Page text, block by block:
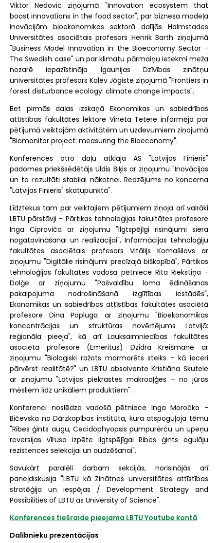
Viktor Nedovic ziņojumā "Innovation ecosystem that
boost innovations in the food sector", par biznesa modeļa
inovācijām bioekonomikas sektorā dalījās Halmstades
Universitātes asociētais profesors Henrik Barth ziņojumā
"Business Model Innovation in the Bioeconomy Sector -
The Swedish case" un par klimatu pārmaiņu ietekmi meža
nozarē iepazīstināja Igaunijas Dzīvības zinātņu
universitātes profesors Kalev Jõgiste ziņojumā "Frontiers in
forest disturbance ecology: climate change impacts".
Bet pirmās daļas izskaņā Ekonomikas un sabiedrības
attīstības fakultātes lektore Vineta Tetere informēja par
pētījumā veiktajām aktivitātēm un uzdevumiem ziņojumā
"Biomonitor project: measuring the Bioeconomy".
Konferences otro daļu atklāja AS "Latvijas Finieris"
padomes priekšsēdētājs Uldis Biķis ar ziņojumu "Inovācijas
un to rezultāti stabilai nākotnei. Redzējums no koncerna
"Latvijas Finieris" skatupunkta".
Līdztekus tam par veiktajiem pētījumiem ziņoja arī vairāki
LBTU pārstāvji - Pārtikas tehnoloģijas fakultātes profesore
Inga Ciproviča ar ziņojumu "Ilgtspējīgi risinājumi siera
nogatavināšanai un realizācijai", Informācijas tehnoloģiju
fakultātes asociētais profesors Vitālijs Komašilovs ar
ziņojumu "Digitālie risinājumi precīzajā biškopībā", Pārtikas
tehnoloģijas fakultātes vadošā pētniece Rita Riekstiņa -
Dolģe ar ziņojumu "Pašvaldību loma ēdināšanas
pakalpojuma nodrošināšanā izglītības iestādēs",
Ekonomikas un sabiedrības attīstības fakultātes asociētā
profesore Dina Popluga ar ziņojumu "Bioekonomikas
koncentrācijas un struktūras novērtējums Latvijā:
reģionāla pieeja", kā arī Lauksaimniecības fakultātes
asociētā profesore (Emeritus) Dzidra Kreišmane ar
ziņojumu "Bioloģiski ražots marmorēts steiks - kā ieceri
pārvērst realitātē?" un LBTU absolvente Kristiāna Skutele
ar ziņojumu "Latvijas piekrastes makroaļģes – no jūras
mēsliem līdz unikāliem produktiem".
Konferenci noslēdza vadošā pētniece Inga Moročko -
Bičevska no Dārzkopības institūta, kura atspoguļoja tēmu
"Ribes ģints augu, Cecidophyopsis pumpurērču un upeņu
reversijas vīrusa izpēte ilgtspējīgai Ribes ģints ogulāju
rezistences selekcijai un audzēšanai".
Savukārt paralēli darbam sekcijās, norisinājās arī
paneļdiskusija "LBTU kā Zinātnes universitātes attīstības
stratēģija un iespējas / Development Strategy and
Possibilities of LBTU as University of Science".
Konferences tiešraide pieejama LBTU Youtube kontā
Dalībnieku prezentācijas